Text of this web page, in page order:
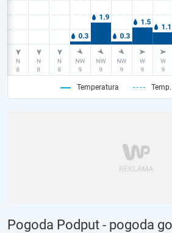
Temperatura
Pogoda Podput - pogoda